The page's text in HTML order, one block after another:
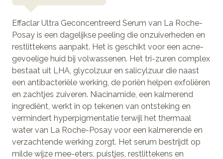
Effaclar Ultra Geconcentreerd Serum van La Roche-
Posay is een dagelijkse peeling die onzuiverheden en
restlittekens aanpakt. Het is geschikt voor een acne-
gevoelige huid bij volwassenen. Het tri-zuren complex
bestaat uit LHA, glycolzuur en salicylzuur die naast
een antibacteriële werking, de poriën helpen exfoliëren
en zachtjes zuiveren. Niacinamide, een kalmerend
ingrediënt, werkt in op tekenen van ontsteking en
vermindert hyperpigmentatie terwijl het thermaal
water van La Roche-Posay voor een kalmerende en
verzachtende werking zorgt. Het serum bestrijdt op
milde wijze mee-eters, puistjes, restlittekens en